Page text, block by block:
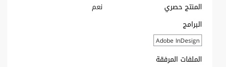
المنتج حصري
نعم
البرامج
Adobe InDesign
الملفات المرفقة